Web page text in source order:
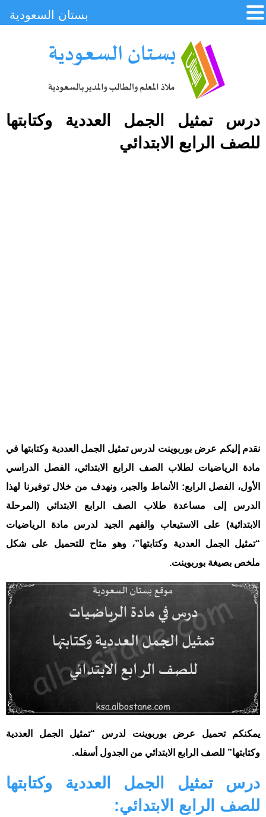
درس تمثيل الجمل العددية وكتابتها
للصف الرابع الابتدائي
نقدم إليكم عرض بوربوينت لدرس تمثيل الجمل العددية وكتابتها في
مادة الرياضيات لطلاب الصف الرابع الابتدائي، الفصل الدراسي
الأول، الفصل الرابع: الأنماط والجبر، ونهدف من خلال توفيرنا لهذا
الدرس إلى مساعدة طلاب الصف الرابع الابتدائي (المرحلة
الابتدائية) على الاستيعاب والفهم الجيد لدرس مادة الرياضيات
“تمثيل الجمل العددية وكتابتها”، وهو متاح للتحميل على شكل
ملخص بصيغة بوربوينت.
يمكنكم تحميل عرض بوربوينت لدرس “تمثيل الجمل العددية
وكتابتها” للصف الرابع الابتدائي من الجدول أسفله.
درس تمثيل الجمل العددية وكتابتها
للصف الرابع الابتدائي:
بستان السعودية